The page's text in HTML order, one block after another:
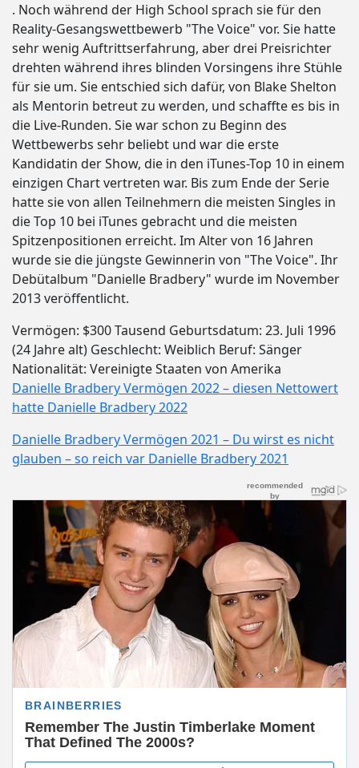
. Noch während der High School sprach sie für den
Reality-Gesangswettbewerb "The Voice" vor. Sie hatte
sehr wenig Auftrittserfahrung, aber drei Preisrichter
drehten während ihres blinden Vorsingens ihre Stühle
für sie um. Sie entschied sich dafür, von Blake Shelton
als Mentorin betreut zu werden, und schaffte es bis in
die Live-Runden. Sie war schon zu Beginn des
Wettbewerbs sehr beliebt und war die erste
Kandidatin der Show, die in den iTunes-Top 10 in einem
einzigen Chart vertreten war. Bis zum Ende der Serie
hatte sie von allen Teilnehmern die meisten Singles in
die Top 10 bei iTunes gebracht und die meisten
Spitzenpositionen erreicht. Im Alter von 16 Jahren
wurde sie die jüngste Gewinnerin von "The Voice". Ihr
Debütalbum "Danielle Bradbery" wurde im November
2013 veröffentlicht.
Vermögen: $300 Tausend Geburtsdatum: 23. Juli 1996
(24 Jahre alt) Geschlecht: Weiblich Beruf: Sänger
Nationalität: Vereinigte Staaten von Amerika
Danielle Bradbery Vermögen 2022 – diesen Nettowert
hatte Danielle Bradbery 2022
Danielle Bradbery Vermögen 2021 – Du wirst es nicht
glauben – so reich var Danielle Bradbery 2021